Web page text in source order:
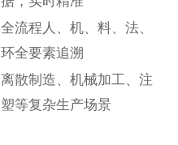
全流程人、机、料、法、
环全要素追溯
离散制造、机械加工、注
塑等复杂生产场景